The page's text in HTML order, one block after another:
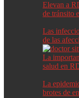
Elevan a
de tránsito
Las
de las
La
salud en
La
brotes de